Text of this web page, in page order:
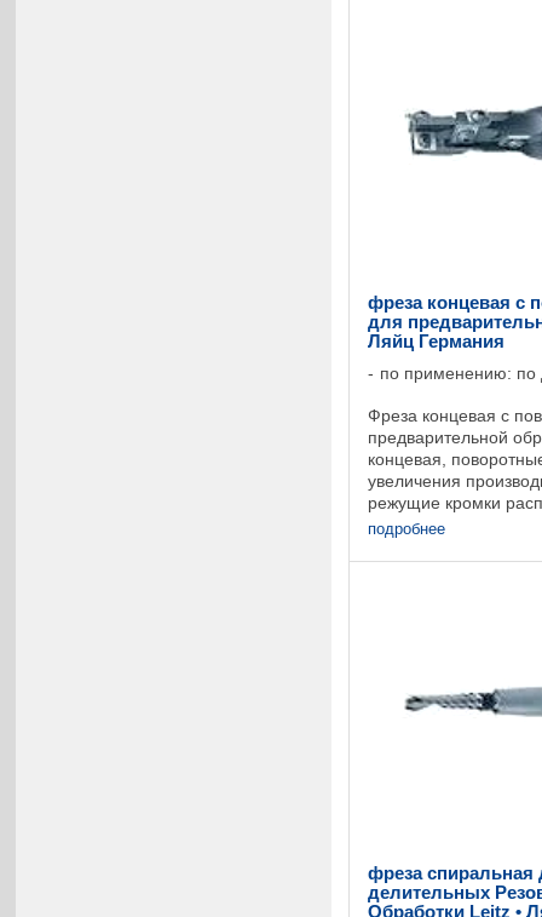
фреза концевая с
для
Ляйц Германия
по применению: по
Фреза концевая с
предварительной
концевая,
увеличения
режущие кромки
неравномерным
подробнее
фреза
делительных
Обработки Leitz •